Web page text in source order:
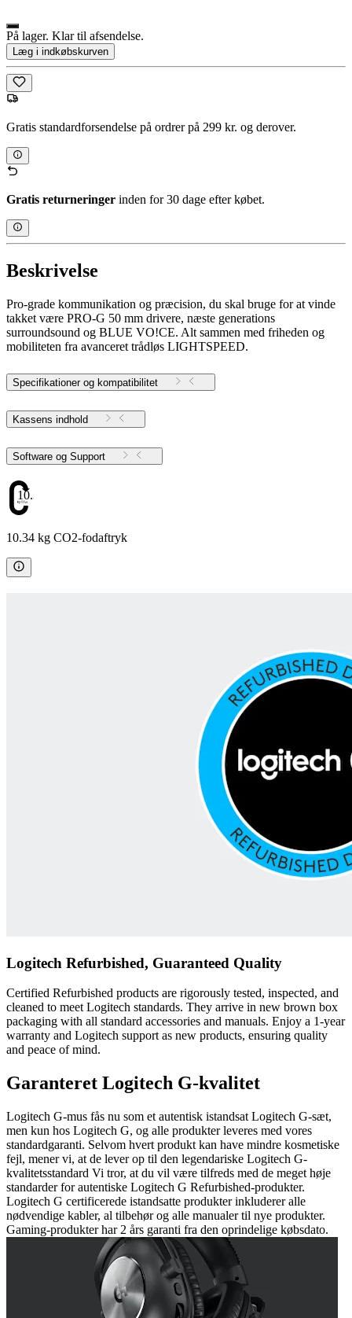
På lager. Klar til afsendelse.
Læg i indkøbskurven
Gratis standardforsendelse på ordrer på 299 kr. og derover.
Gratis returneringer inden for 30 dage efter købet.
Beskrivelse
Pro-grade kommunikation og præcision, du skal bruge for at vinde
takket være PRO-G 50 mm drivere, næste generations
surroundsound og BLUE VO!CE. Alt sammen med friheden og
mobiliteten fra avanceret trådløs LIGHTSPEED.
Specifikationer og kompatibilitet
Kassens indhold
Software og Support
10.34
10.34 kg CO2-fodaftryk
Logitech Refurbished, Guaranteed Quality
Certified Refurbished products are rigorously tested, inspected, and
cleaned to meet Logitech standards. They arrive in new brown box
packaging with all standard accessories and manuals. Enjoy a 1-year
warranty and Logitech support as new products, ensuring quality
and peace of mind.
Garanteret Logitech G-kvalitet
Logitech G-mus fås nu som et autentisk istandsat Logitech G-sæt,
men kun hos Logitech G, og alle produkter leveres med vores
standardgaranti. Selvom hvert produkt kan have mindre kosmetiske
fejl, mener vi, at de lever op til den legendariske Logitech G-
kvalitetsstandard Vi tror, at du vil være tilfreds med de meget høje
standarder for autentiske Logitech G Refurbished-produkter.
Logitech G certificerede istandsatte produkter inkluderer alle
nødvendige kabler, al tilbehør og alle manualer til nye produkter.
Gaming-produkter har 2 års garanti fra den oprindelige købsdato.